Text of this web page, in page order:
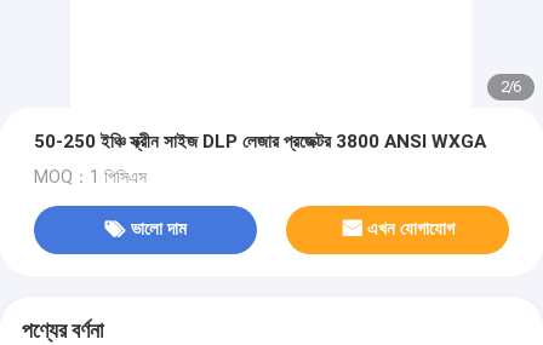
2/6
50-250 ইঞ্চি স্ক্রীন সাইজ DLP লেজার প্রজেক্টর 3800 ANSI WXGA
MOQ：1 পিসিএস
ভালো দাম এখন যোগাযোগ
পণ্যের বর্ণনা